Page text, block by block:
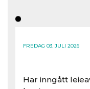
FREDAG 03. JULI 2026
Har inngått